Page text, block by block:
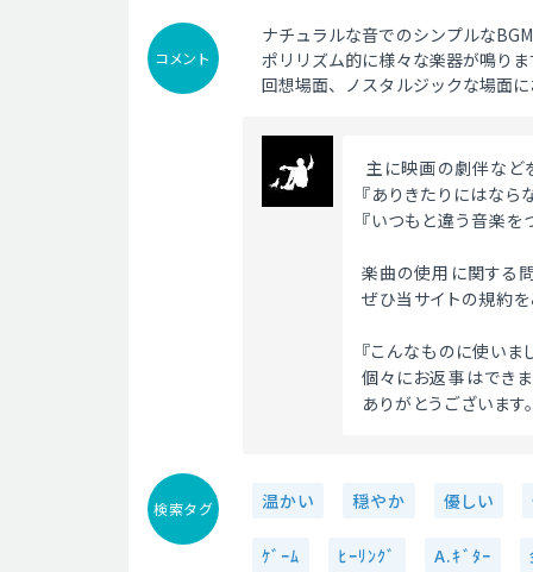
コメント
ナチュラルな音でのシンプルな
ポリリズム的に様々な楽器が鳴り
回想場面、ノスタルジックな場面
主に映画の劇伴など
『ありきたりにはなら
『いつもと違う音楽を
楽曲の使用に関する
ぜひ当サイトの規約を
『こんなものに使いま
個々にお返事はでき
ありがとうございます
検索タグ 温かい 穏やか 優しい
ｹﾞｰﾑ ﾋｰﾘﾝｸﾞ A.ｷﾞﾀｰ